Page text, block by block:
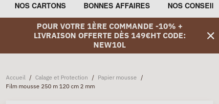
NOS CARTONS BONNES AFFAIRES NOS
POUR VOTRE 1ÈRE COMMANDE -10% +
LIVRAISON OFFERTE DÈS 149€HT CODE:
NEW10L
Accueil / Calage et Protection / Papier mousse /
Film mousse 250 m 120 cm 2 mm